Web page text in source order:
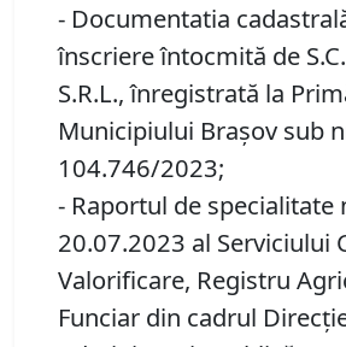
- Documentatia
înscriere întocmită de
S.R.L., înregistrată la
Municipiului Brașov sub
104.746/2023;
- Raportul de specialitate
20.07.2023 al Serviciului
Valorificare, Registru
Funciar din cadrul